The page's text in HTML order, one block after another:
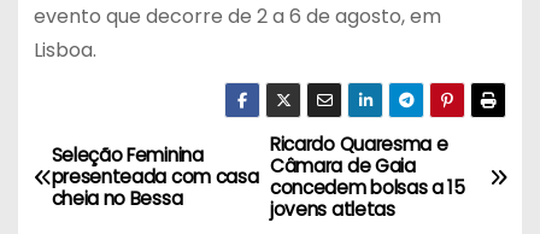
evento que decorre de 2 a 6 de agosto, em
Lisboa.
N
a
Ricardo Quaresma e
Câmara de Gaia
concedem bolsas a 15
jovens atletas
Seleção Feminina
presenteada com casa
cheia no Bessa